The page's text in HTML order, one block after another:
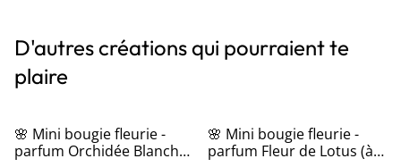
D'autres créations qui pourraient te
plaire
🌸 Mini bougie fleurie -
parfum Orchidée Blanche
🌸 Mini bougie fleurie -
parfum Fleur de Lotus (à